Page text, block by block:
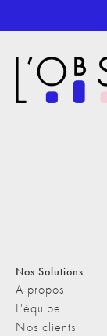
Nos Solutions
A propos
L'équipe
Nos clients